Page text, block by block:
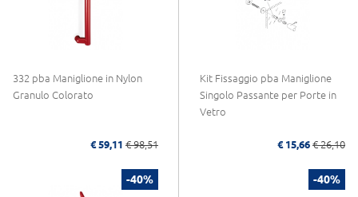
332 pba Maniglione in Nylon
Granulo Colorato
€ 59,11 € 98,51
Kit Fissaggio pba Maniglione
Singolo Passante per Porte in
Vetro
€ 15,66 € 26,10
-40% -40%